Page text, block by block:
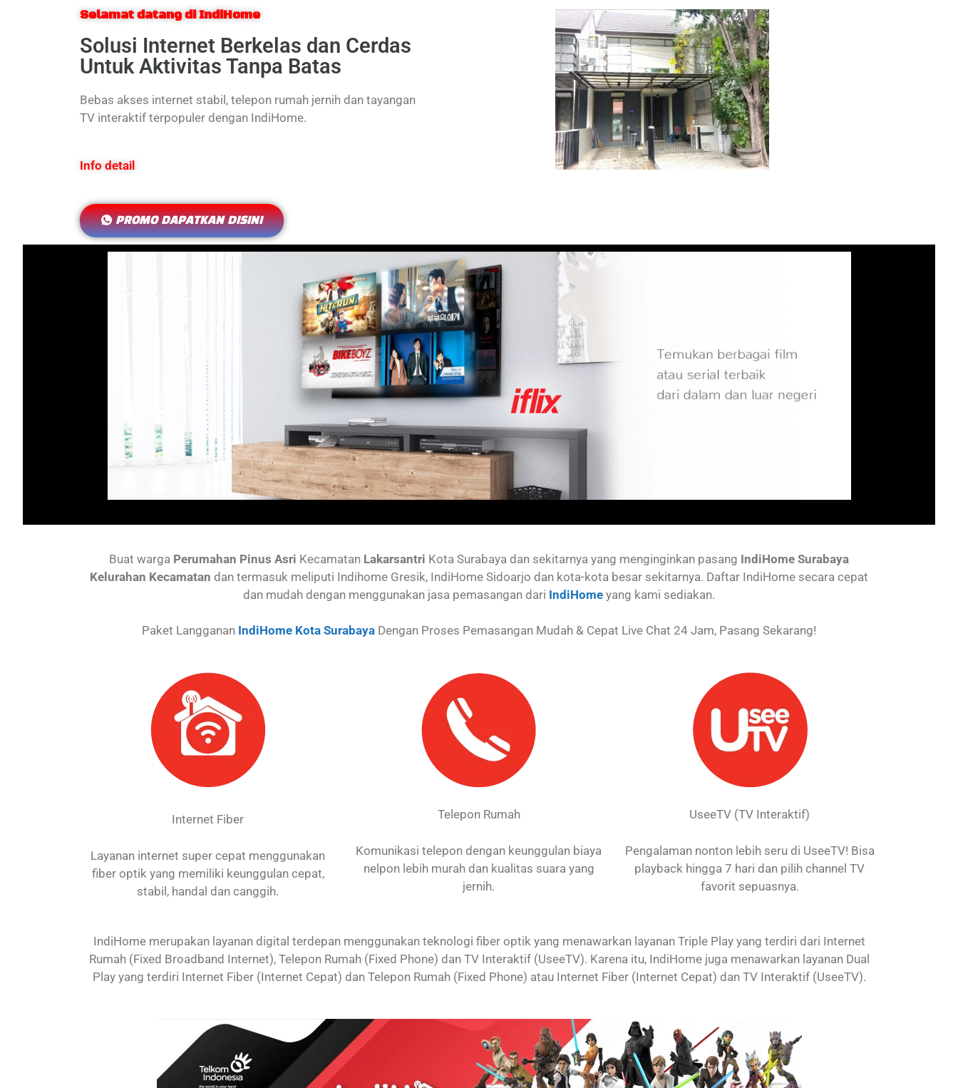
Selamat datang di IndiHome
Solusi Internet Berkelas dan Cerdas
Untuk Aktivitas Tanpa Batas
Bebas akses internet stabil, telepon rumah jernih dan tayangan
TV interaktif terpopuler dengan IndiHome.
Info detail
PROMO DAPATKAN DISINI
Buat warga Perumahan Pinus Asri Kecamatan Lakarsantri Kota Surabaya dan sekitarnya yang menginginkan pasang IndiHome Surabaya
Kelurahan Kecamatan dan termasuk meliputi Indihome Gresik, IndiHome Sidoarjo dan kota-kota besar sekitarnya. Daftar IndiHome secara cepat
dan mudah dengan menggunakan jasa pemasangan dari IndiHome yang kami sediakan.
Paket Langganan IndiHome Kota Surabaya Dengan Proses Pemasangan Mudah & Cepat Live Chat 24 Jam, Pasang Sekarang!
Internet Fiber
Layanan internet super cepat menggunakan
fiber optik yang memiliki keunggulan cepat,
stabil, handal dan canggih.
Telepon Rumah
Komunikasi telepon dengan keunggulan biaya
nelpon lebih murah dan kualitas suara yang
jernih.
UseeTV (TV Interaktif)
Pengalaman nonton lebih seru di UseeTV! Bisa
playback hingga 7 hari dan pilih channel TV
favorit sepuasnya.
IndiHome merupakan layanan digital terdepan menggunakan teknologi fiber optik yang menawarkan layanan Triple Play yang terdiri dari Internet
Rumah (Fixed Broadband Internet), Telepon Rumah (Fixed Phone) dan TV Interaktif (UseeTV). Karena itu, IndiHome juga menawarkan layanan Dual
Play yang terdiri Internet Fiber (Internet Cepat) dan Telepon Rumah (Fixed Phone) atau Internet Fiber (Internet Cepat) dan TV Interaktif (UseeTV).